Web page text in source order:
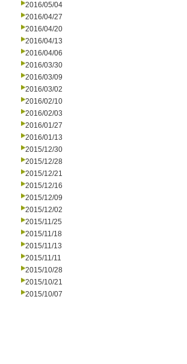
2016/05/04
2016/04/27
2016/04/20
2016/04/13
2016/04/06
2016/03/30
2016/03/09
2016/03/02
2016/02/10
2016/02/03
2016/01/27
2016/01/13
2015/12/30
2015/12/28
2015/12/21
2015/12/16
2015/12/09
2015/12/02
2015/11/25
2015/11/18
2015/11/13
2015/11/11
2015/10/28
2015/10/21
2015/10/07